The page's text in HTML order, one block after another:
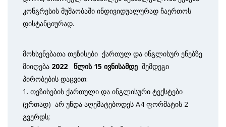
კონგრესის მუშაობაში ინდივიდუალურად ჩაერთოს
დისტანციურად.
მოხსენებათა თეზისები ქართულ და ინგლისურ ენებზე
მიიღება 2022 წლის15 ივნისამდე შემდეგი
პირობების დაცვით:
1. თეზისების ქართული და ინგლისური ტექსტები
(ერთად) არ უნდა აღემატებოდეს A4 ფორმატის 2
გვერდს;